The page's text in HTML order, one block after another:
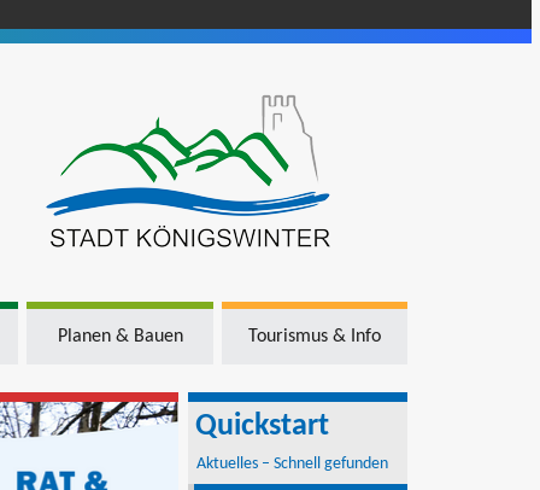
Planen & Bauen Tourismus & Info
Quickstart
Aktuelles – Schnell gefunden